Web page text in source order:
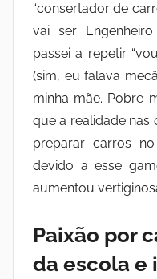
“consertador de
vai ser
passei a repetir
(sim, eu falava
minha mãe. Pobre
que a realidade nas
preparar carros
devido a esse
aumentou
Paixão por
da escola e